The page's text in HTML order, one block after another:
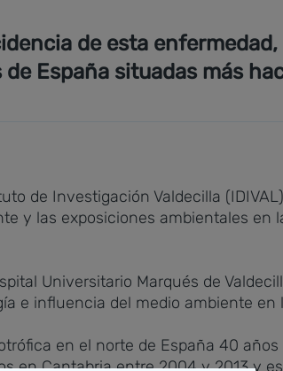
de esta
España situadas más
de Investigación Valdecilla
y las exposiciones ambientales en
Universitario Marqués de
e influencia del medio ambiente en
en el norte de España 40 años
en Cantabria entre 2004 y 2013 y